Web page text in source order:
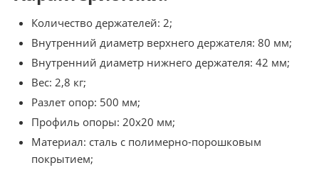
Количество держателей: 2;
Внутренний диаметр верхнего держателя: 80 мм;
Внутренний диаметр нижнего держателя: 42 мм;
Вес: 2,8 кг;
Разлет опор: 500 мм;
Профиль опоры: 20х20 мм;
Материал: сталь с полимерно-порошковым
покрытием;